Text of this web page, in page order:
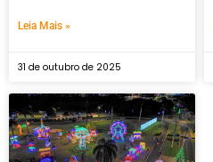
Leia Mais »
31 de outubro de 2025